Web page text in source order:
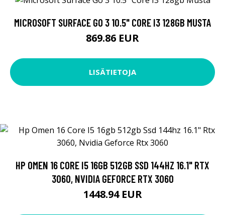
MICROSOFT SURFACE GO 3 10.5" CORE I3 128GB MUSTA
869.86 EUR
LISÄTIETOJA
HP OMEN 16 CORE I5 16GB 512GB SSD 144HZ 16.1" RTX
3060, NVIDIA GEFORCE RTX 3060
1448.94 EUR